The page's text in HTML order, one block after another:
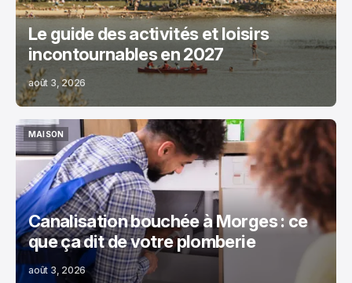
Le guide des activités et loisirs
incontournables en 2027
août 3, 2026
MAISON
MAISON
Canalisation bouchée à Morges : ce
que ça dit de votre plomberie
août 3, 2026